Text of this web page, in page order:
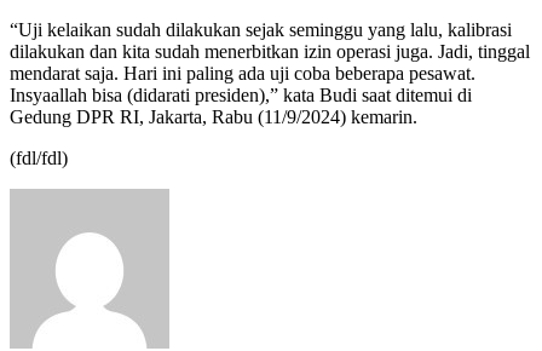
“Uji kelaikan sudah dilakukan sejak seminggu yang lalu, kalibrasi
dilakukan dan kita sudah menerbitkan izin operasi juga. Jadi, tinggal
mendarat saja. Hari ini paling ada uji coba beberapa pesawat.
Insyaallah bisa (didarati presiden),” kata Budi saat ditemui di
Gedung DPR RI, Jakarta, Rabu (11/9/2024) kemarin.
(fdl/fdl)